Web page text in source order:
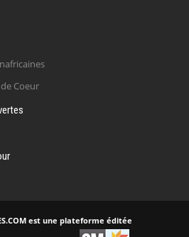
Coeur
est une plateforme éditée